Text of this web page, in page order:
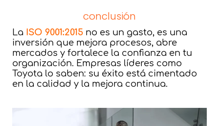
conclusión
La ISO 9001:2015 no es un gasto, es una
inversión que mejora procesos, abre
mercados y fortalece la confianza en tu
organización. Empresas líderes como
Toyota lo saben: su éxito está cimentado
en la calidad y la mejora continua.